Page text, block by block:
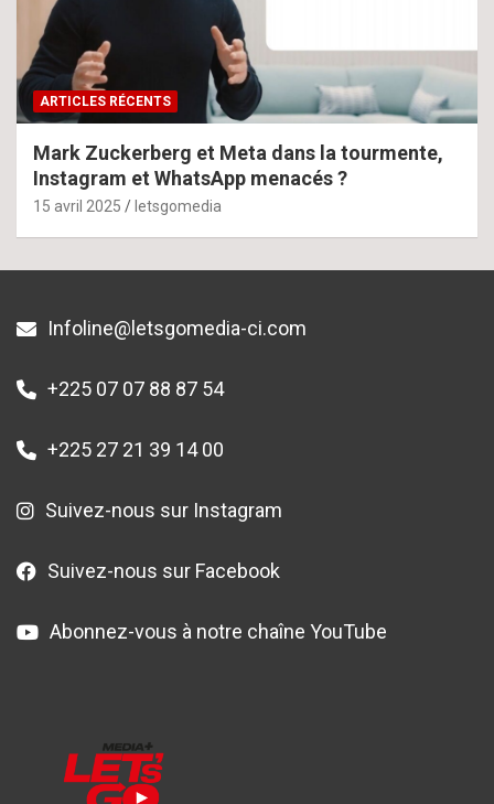
ARTICLES RÉCENTS
Mark Zuckerberg et Meta dans la tourmente,
Instagram et WhatsApp menacés ?
15 avril 2025 letsgomedia
Infoline@letsgomedia-ci.com
+225 07 07 88 87 54
+225 27 21 39 14 00
Suivez-nous sur Instagram
Suivez-nous sur Facebook
Abonnez-vous à notre chaîne YouTube